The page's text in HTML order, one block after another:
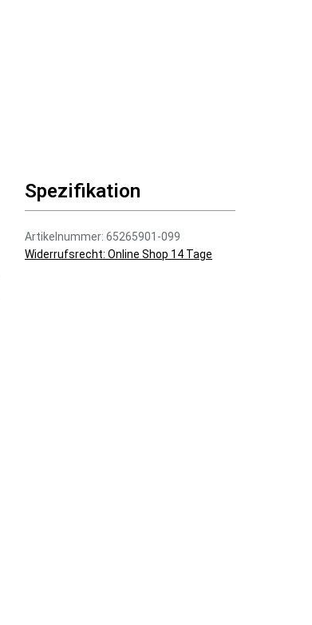
Spezifikation
Artikelnummer: 65265901-099
Widerrufsrecht: Online Shop 14 Tage